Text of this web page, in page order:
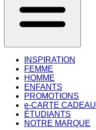
INSPIRATION
FEMME
HOMME
ENFANTS
PROMOTIONS
e-CARTE CADEAU
ÉTUDIANTS
NOTRE MARQUE